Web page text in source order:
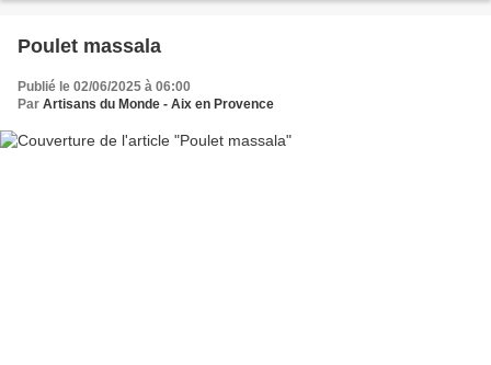
Poulet massala
Publié le 02/06/2025 à 06:00
Par Artisans du Monde - Aix en Provence